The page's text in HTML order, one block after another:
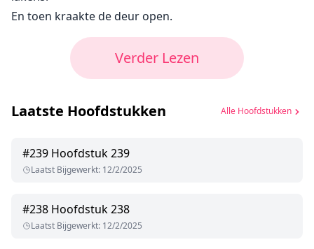
En toen kraakte de deur open.
Verder Lezen
Laatste Hoofdstukken Alle Hoofdstukken
#239 Hoofdstuk 239
Laatst Bijgewerkt: 12/2/2025
#238 Hoofdstuk 238
Laatst Bijgewerkt: 12/2/2025